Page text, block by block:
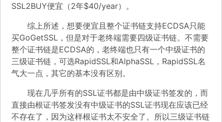
SSL2BUY便宜（2年$40/year）。
综上所述，想要便宜且整个证书链支持ECDSA只能
买GoGetSSL，但是对于老终端需要四级证书链。不需要
整个证书链是ECDSA的，老终端也只有一个中级证书的
三级证书链，可选RapidSSL和AlphaSSL，RapidSSL名
气大一点，其它的基本没有区别。
现在几乎所有的SSL证书都是由中级证书签发的，而
直接由根证书签发没有中级证书的SSL证书现在应该已经
不存在了，因为这样根证书太不安全了。所以三级证书链